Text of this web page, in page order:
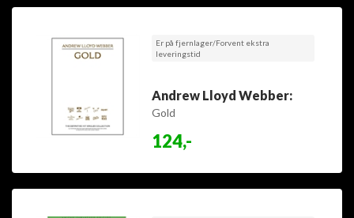
Er på fjernlager/Forvent ekstra
leveringstid
Andrew Lloyd Webber:
Gold
124,-